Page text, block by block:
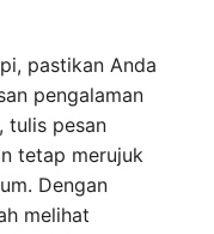
pastikan Anda
pengalaman
tulis pesan
tetap merujuk
Dengan
melihat